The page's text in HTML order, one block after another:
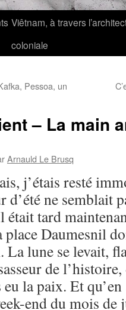
Viêtnam, à travers
coloniale
Pessoa, un
– La main
Arnauld Le Brusq
j’étais resté
ne semblait
était tard
Daumesnil
lune se levait,
de
la paix. Et
end du mois